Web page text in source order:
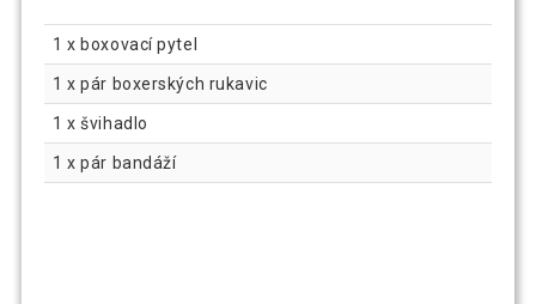
1 x boxovací pytel
1 x pár boxerských rukavic
1 x švihadlo
1 x pár bandáží